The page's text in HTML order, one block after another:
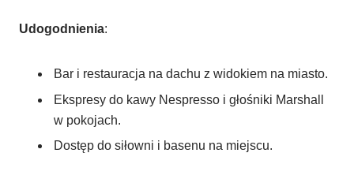
Udogodnienia:
Bar i restauracja na dachu z widokiem na miasto.
Ekspresy do kawy Nespresso i głośniki Marshall
w pokojach.
Dostęp do siłowni i basenu na miejscu.